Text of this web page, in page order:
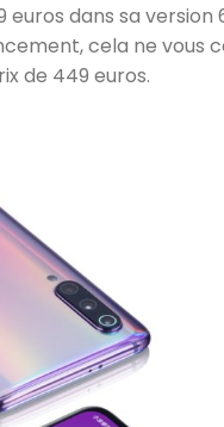
euros dans sa version
cela ne vous
de 449 euros.